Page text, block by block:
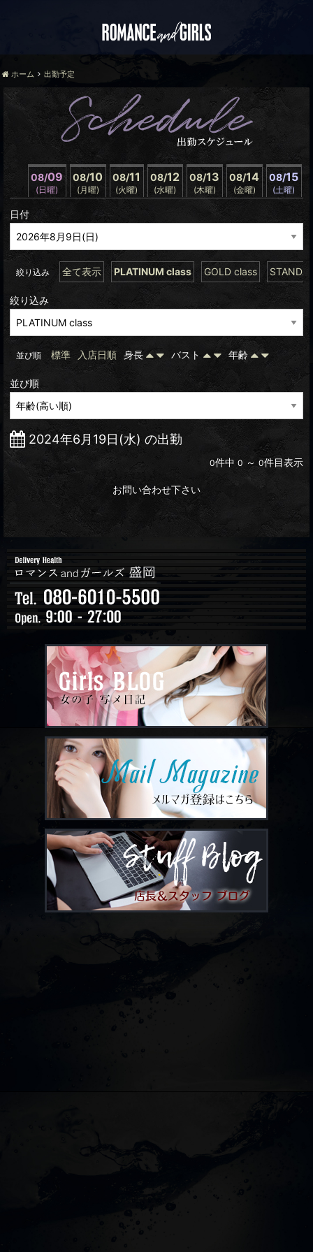
ホーム 出勤予定
08/09
(日曜)
08/10
(月曜)
08/11
(火曜)
08/12
(水曜)
08/13
(木曜)
08/14
(金曜)
08/15
(土曜)
日付
絞り込み 全て表示 PLATINUM class GOLD class
絞り込み
並び順 標準 入店日順 身長 バスト 年齢
並び順
2024年6月19日(水) の出勤
0件中 0 ～ 0件目表示
お問い合わせ下さい